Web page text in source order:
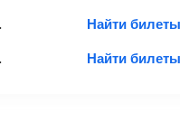
Найти билеты
Найти билеты